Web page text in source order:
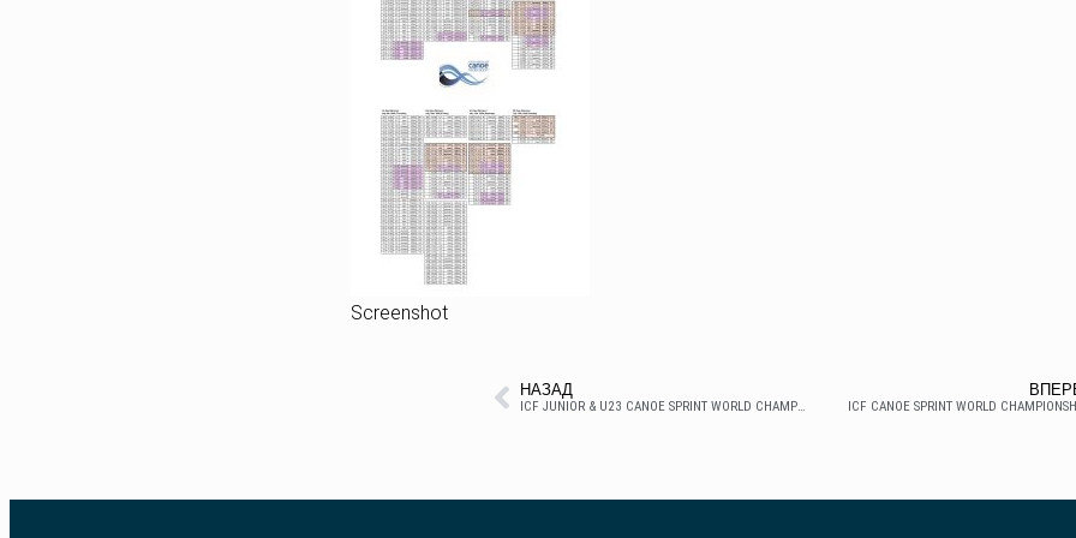
Screenshot
НАЗАД
ICF JUNIOR & U23 CANOE SPRINT WORLD CHAMPIONSHIPS ICF CANOE SPRINT WORLD